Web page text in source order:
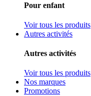
Pour enfant
Voir tous les produits
Autres activités
Autres activités
Voir tous les produits
Nos marques
Promotions